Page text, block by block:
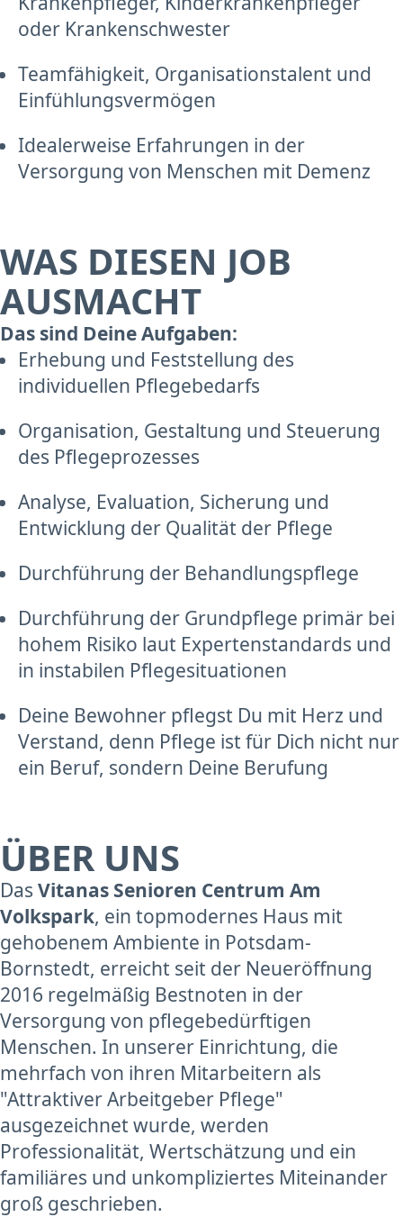
oder Krankenschwester
Teamfähigkeit, Organisationstalent und
Einfühlungsvermögen
Idealerweise Erfahrungen in der
Versorgung von Menschen mit Demenz
WAS DIESEN JOB
AUSMACHT
Das sind Deine Aufgaben:
Erhebung und Feststellung des
individuellen Pflegebedarfs
Organisation, Gestaltung und Steuerung
des Pflegeprozesses
Analyse, Evaluation, Sicherung und
Entwicklung der Qualität der Pflege
Durchführung der Behandlungspflege
Durchführung der Grundpflege primär bei
hohem Risiko laut Expertenstandards und
in instabilen Pflegesituationen
Deine Bewohner pflegst Du mit Herz und
Verstand, denn Pflege ist für Dich nicht nur
ein Beruf, sondern Deine Berufung
ÜBER UNS
Das Vitanas Senioren Centrum Am
Volkspark, ein topmodernes Haus mit
gehobenem Ambiente in Potsdam-
Bornstedt, erreicht seit der Neueröffnung
2016 regelmäßig Bestnoten in der
Versorgung von pflegebedürftigen
Menschen. In unserer Einrichtung, die
mehrfach von ihren Mitarbeitern als
"Attraktiver Arbeitgeber Pflege"
ausgezeichnet wurde, werden
Professionalität, Wertschätzung und ein
familiäres und unkompliziertes Miteinander
groß geschrieben.